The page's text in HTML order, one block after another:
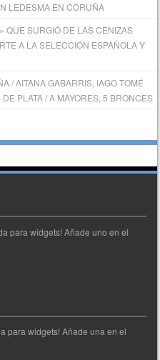
LEDESMA EN CORUÑA
QUE SURGIÓ DE LAS CENIZAS
A LA SELECCIÓN ESPAÑOLA Y
/ AITANA GABARRIS, IAGO TOMÉ
PLATA / A MAYORES, 5 BRONCES
para widgets! Añade uno en el
para widgets! Añade una en el